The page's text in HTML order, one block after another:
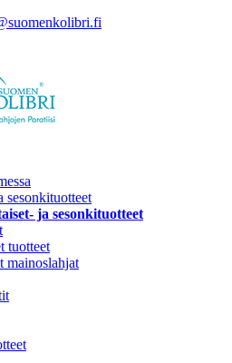
sesonkituotteet
ja sesonkituotteet
tuotteet
mainoslahjat